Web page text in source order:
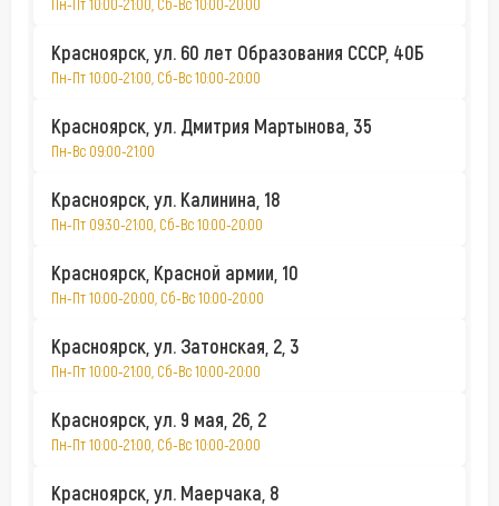
Пн-Пт 10:00-21:00, Сб-Вс 10:00-20:00
Красноярск, ул. 60 лет Образования СССР, 40Б
Пн-Пт 10:00-21:00, Сб-Вс 10:00-20:00
Красноярск, ул. Дмитрия Мартынова, 35
Пн-Вс 09:00-21:00
Красноярск, ул. Калинина, 18
Пн-Пт 09:30-21:00, Сб-Вс 10:00-20:00
Красноярск, Красной армии, 10
Пн-Пт 10:00-20:00, Сб-Вс 10:00-20:00
Красноярск, ул. Затонская, 2, 3
Пн-Пт 10:00-21:00, Сб-Вс 10:00-20:00
Красноярск, ул. 9 мая, 26, 2
Пн-Пт 10:00-21:00, Сб-Вс 10:00-20:00
Красноярск, ул. Маерчака, 8